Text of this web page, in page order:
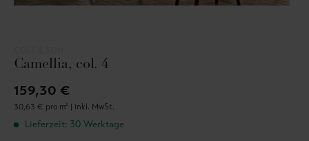
Camellia, col. 4
159,30 €
30,63 € pro m² | inkl. MwSt.
Lieferzeit: 30 Werktage